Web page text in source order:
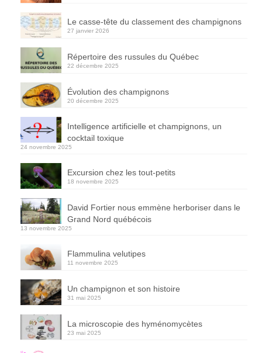
Le casse-tête du classement des champignons
27 janvier 2026
Répertoire des russules du Québec
22 décembre 2025
Évolution des champignons
20 décembre 2025
Intelligence artificielle et champignons, un
cocktail toxique
24 novembre 2025
Excursion chez les tout-petits
18 novembre 2025
David Fortier nous emmène herboriser dans le
Grand Nord québécois
13 novembre 2025
Flammulina velutipes
11 novembre 2025
Un champignon et son histoire
31 mai 2025
La microscopie des hyménomycètes
23 mai 2025